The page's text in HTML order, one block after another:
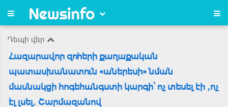
Դեպի վեր
Հազարավոր զոհերի քաղաքական
պատասխանատուն «աներեսի» նման
մասնակցի հոգեհանգստի կարգի՝ ոչ տեսել էի ,ոչ
էլ լսել. Շարմազանով